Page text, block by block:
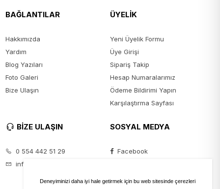
Deneyiminizi daha iyi hale getirmek için bu web sitesinde çerezleri
BAĞLANTILAR
Hakkımızda
Yardım
Blog Yazıları
Foto Galeri
Bize Ulaşın
ÜYELİK
Yeni Üyelik Formu
Üye Girişi
Sipariş Takip
Hesap Numaralarımız
Ödeme Bildirimi Yapın
Karşılaştırma Sayfası
BİZE ULAŞIN
0 554 442 51 29
info@seyanmoda.com
SOSYAL MEDYA
Facebook